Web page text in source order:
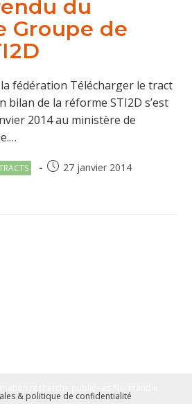
du
Groupe de
fédération Télécharger le tract
bilan de la réforme STI2D s’est
2014 au ministère de
Publication
27 janvier 2014
& politique de confidentialité